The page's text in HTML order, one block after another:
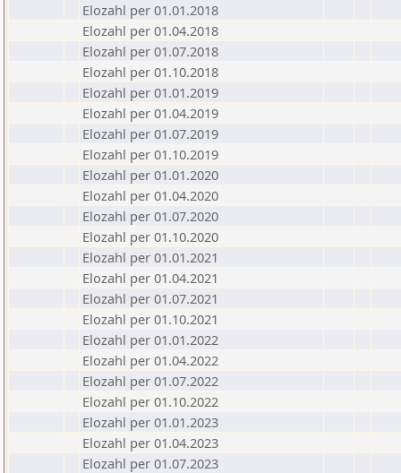
Elozahl per 01.01.2018
Elozahl per 01.04.2018
Elozahl per 01.07.2018
Elozahl per 01.10.2018
Elozahl per 01.01.2019
Elozahl per 01.04.2019
Elozahl per 01.07.2019
Elozahl per 01.10.2019
Elozahl per 01.01.2020
Elozahl per 01.04.2020
Elozahl per 01.07.2020
Elozahl per 01.10.2020
Elozahl per 01.01.2021
Elozahl per 01.04.2021
Elozahl per 01.07.2021
Elozahl per 01.10.2021
Elozahl per 01.01.2022
Elozahl per 01.04.2022
Elozahl per 01.07.2022
Elozahl per 01.10.2022
Elozahl per 01.01.2023
Elozahl per 01.04.2023
Elozahl per 01.07.2023